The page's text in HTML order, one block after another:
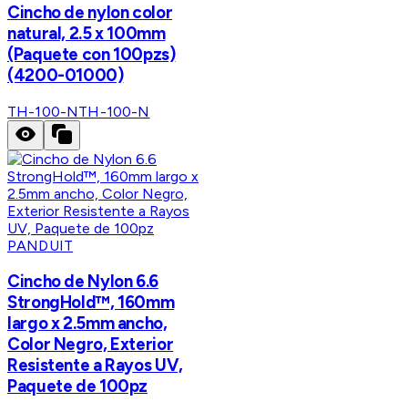
Cincho de nylon color
natural, 2.5 x 100mm
(Paquete con 100pzs)
(4200-01000)
TH-100-NTH-100-N
PANDUIT
Cincho de Nylon 6.6
StrongHold™, 160mm
largo x 2.5mm ancho,
Color Negro, Exterior
Resistente a Rayos UV,
Paquete de 100pz